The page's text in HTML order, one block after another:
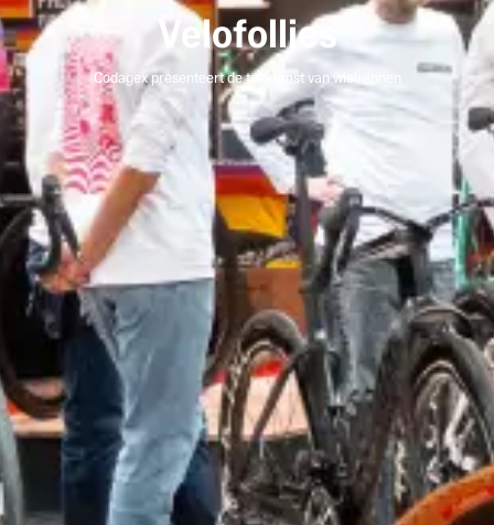
Velofollies
Codagex presenteert de toekomst van wielrennen